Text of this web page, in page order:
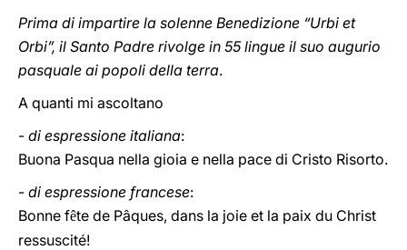
Prima di impartire la solenne Benedizione “Urbi et
Orbi”, il Santo Padre rivolge in 55 lingue il suo augurio
pasquale ai popoli della terra.
A quanti mi ascoltano
- di espressione italiana:
Buona Pasqua nella gioia e nella pace di Cristo Risorto.
- di espressione francese:
Bonne fête de Pâques, dans la joie et la paix du Christ
ressuscité!